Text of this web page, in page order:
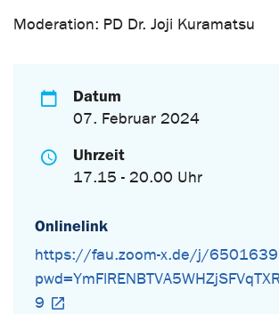
Moderation: PD Dr. Joji Kuramatsu
Datum
07. Februar 2024
Uhrzeit
17.15 - 20.00 Uhr
Onlinelink
https://fau.zoom-x.de/j/
9